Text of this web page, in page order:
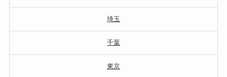
埼玉
千葉
東京